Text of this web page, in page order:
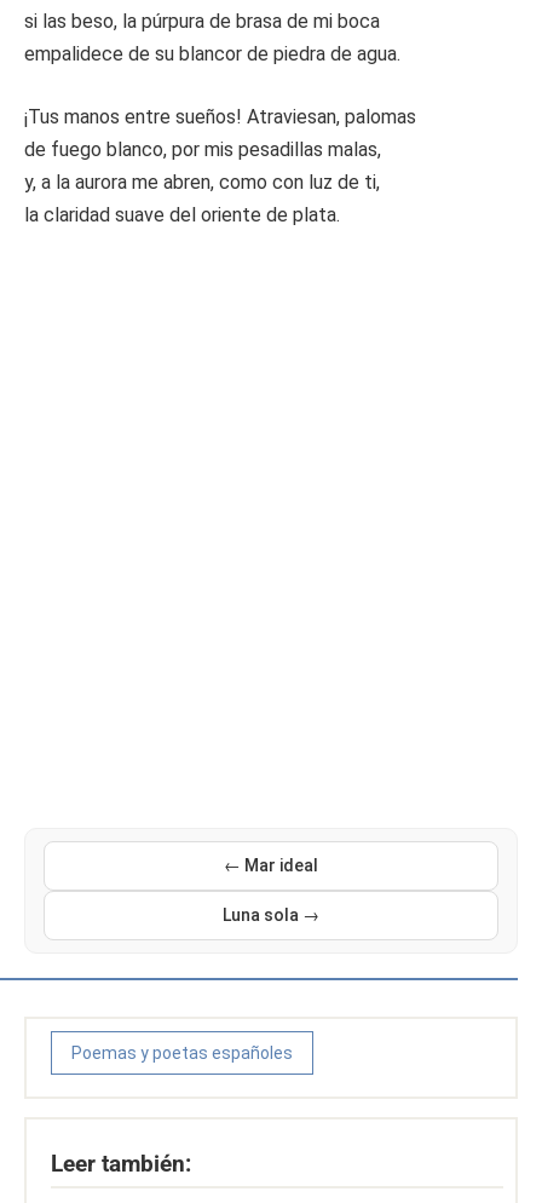
si las beso, la púrpura de brasa de mi boca
empalidece de su blancor de piedra de agua.
¡Tus manos entre sueños! Atraviesan, palomas
de fuego blanco, por mis pesadillas malas,
y, a la aurora me abren, como con luz de ti,
la claridad suave del oriente de plata.
← Mar ideal
Luna sola →
Poemas y poetas españoles
Leer también: